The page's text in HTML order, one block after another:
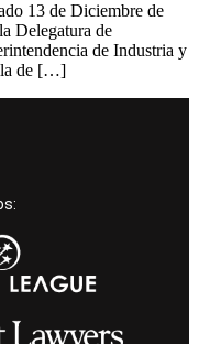
13 de Diciembre de
Delegatura de
de Industria y
de […]